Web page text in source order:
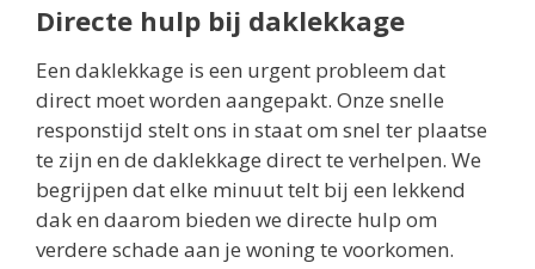
Directe hulp bij daklekkage
Een daklekkage is een urgent probleem dat
direct moet worden aangepakt. Onze snelle
responstijd stelt ons in staat om snel ter plaatse
te zijn en de daklekkage direct te verhelpen. We
begrijpen dat elke minuut telt bij een lekkend
dak en daarom bieden we directe hulp om
verdere schade aan je woning te voorkomen.